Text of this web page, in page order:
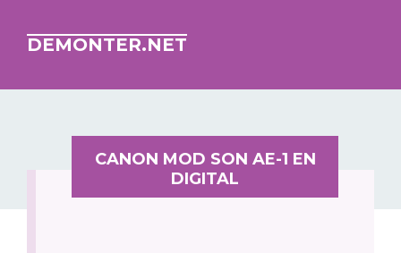
DEMONTER.NET
CANON MOD SON AE-1 EN
DIGITAL